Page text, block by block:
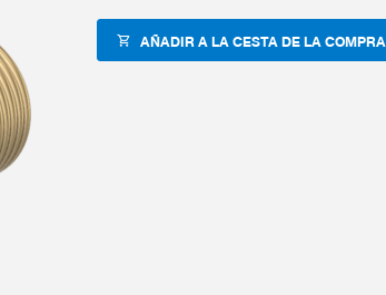
AÑADIR A LA CESTA DE LA COMPRA